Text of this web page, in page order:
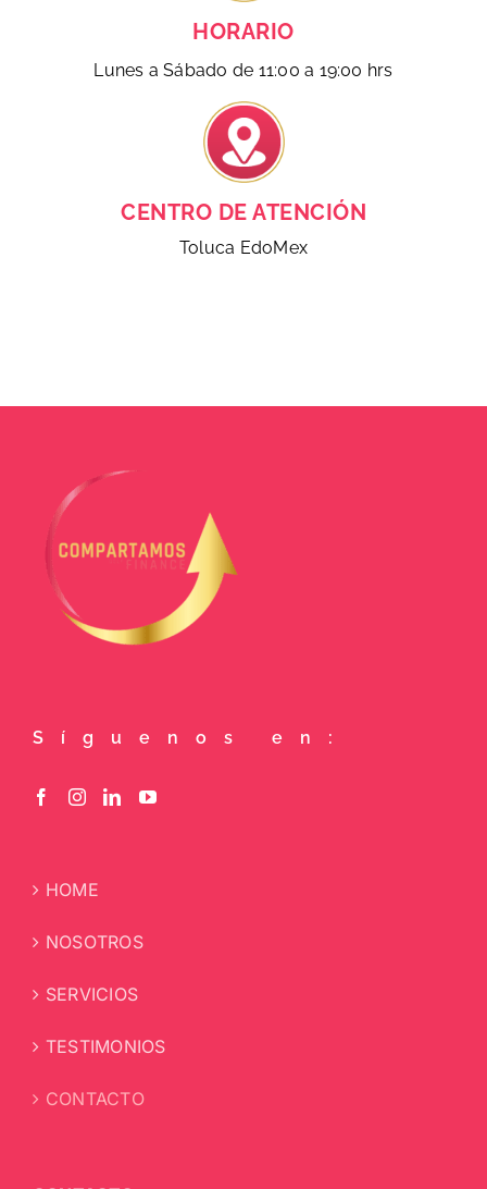
HORARIO
Lunes a Sábado de 11:00 a 19:00 hrs
CENTRO DE ATENCIÓN
Toluca EdoMex
Síguenos en:
HOME
NOSOTROS
SERVICIOS
TESTIMONIOS
CONTACTO